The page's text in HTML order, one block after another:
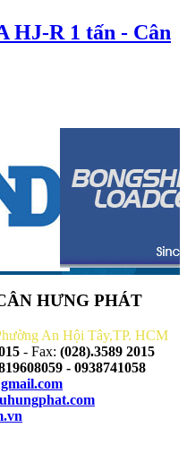
HJ-R 1 tấn - Cân
HƯNG PHÁT
An Hội Tây,TP. HCM
- Fax: (028).3589 2015
- 0938741058